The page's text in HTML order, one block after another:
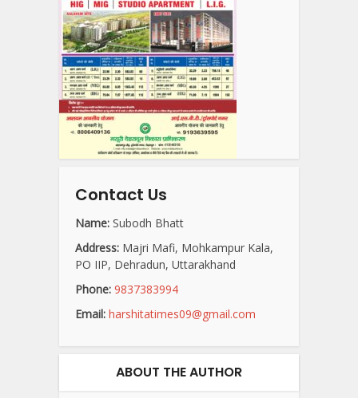
Contact Us
Name: Subodh Bhatt
Address: Majri Mafi, Mohkampur Kala,
PO IIP, Dehradun, Uttarakhand
Phone: 9837383994
Email: harshitatimes09@gmail.com
ABOUT THE AUTHOR